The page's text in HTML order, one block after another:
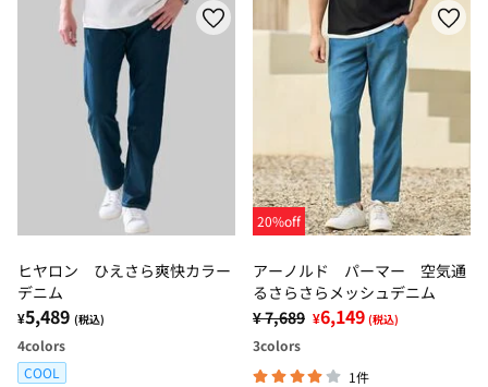
ヒヤロン ひえさら爽快カラー
デニム
¥5,489 (税込)
4colors
COOL
20%off
アーノルド パーマー 空気通
るさらさらメッシュデニム
¥ 7,689 ¥6,149 (税込)
3colors
1件